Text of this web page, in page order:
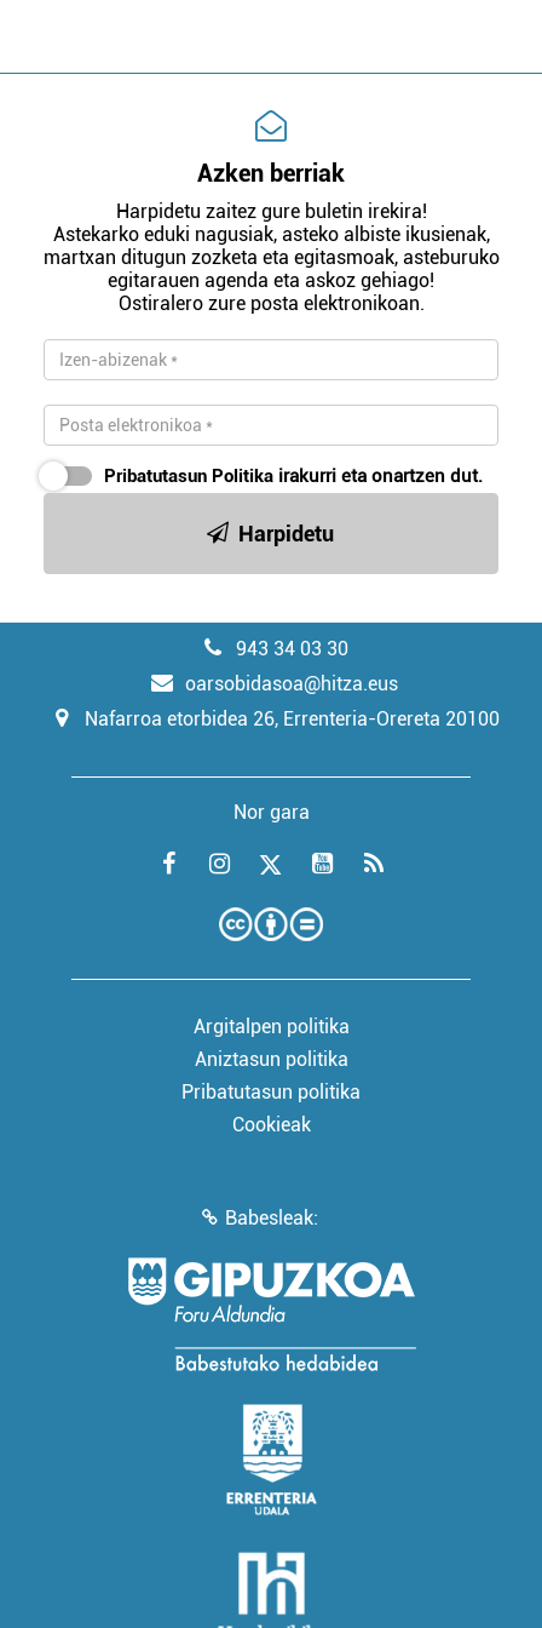
Azken berriak
Harpidetu zaitez gure buletin irekira!
Astekarko eduki nagusiak, asteko albiste ikusienak,
martxan ditugun zozketa eta egitasmoak, asteburuko
egitarauen agenda eta askoz gehiago!
Ostiralero zure posta elektronikoan.
Pribatutasun Politika irakurri eta onartzen dut.
Harpidetu
943 34 03 30
oarsobidasoa@hitza.eus
Nafarroa etorbidea 26, Errenteria-Orereta 20100
Nor gara
Argitalpen politika
Aniztasun politika
Pribatutasun politika
Cookieak
Babesleak: